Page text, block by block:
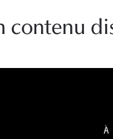
contenu
À